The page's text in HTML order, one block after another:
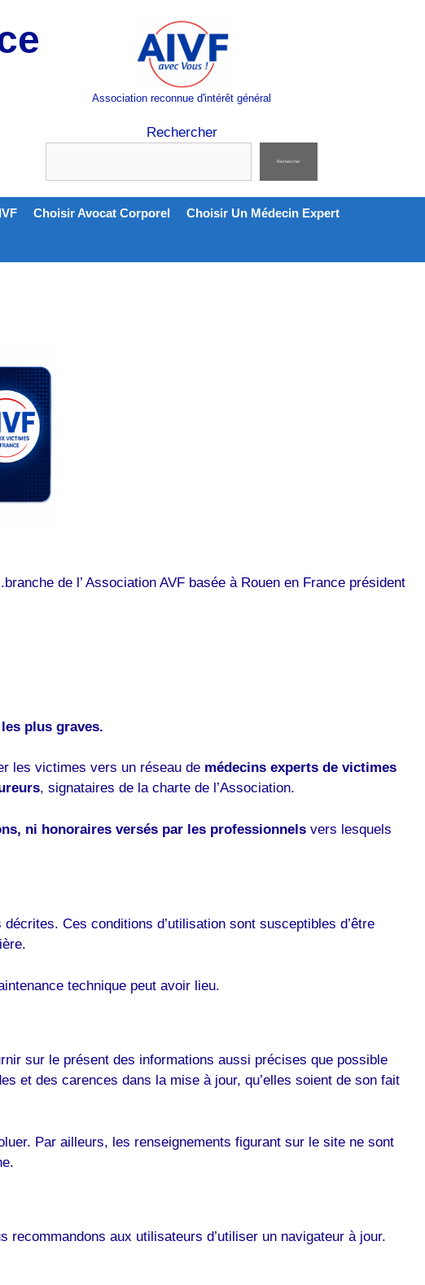
Association reconnue d'intérêt général
Rechercher
Rechercher
Choisir Avocat Corporel Choisir Un Médecin Expert
de l’ Association AVF basée à Rouen en France président
plus graves.
les victimes vers un réseau de médecins experts de victimes
, signataires de la charte de l’Association.
ni honoraires versés par les professionnels vers lesquels
Ces conditions d’utilisation sont susceptibles d’être
technique peut avoir lieu.
sur le présent des informations aussi précises que possible
et des carences dans la mise à jour, qu’elles soient de son fait
Par ailleurs, les renseignements figurant sur le site ne sont
aux utilisateurs d’utiliser un navigateur à jour.